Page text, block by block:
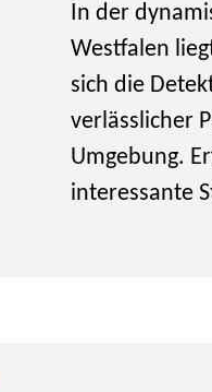
In der
Westfalen
sich die
verlässlicher
Umgebung.
interessante